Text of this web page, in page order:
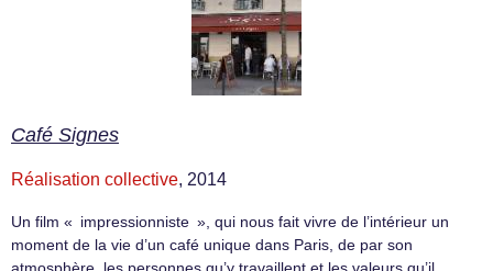
Café Signes
Réalisation collective, 2014
Un film « impressionniste », qui nous fait vivre de l’intérieur un
moment de la vie d’un café unique dans Paris, de par son
atmosphère, les personnes qu’y travaillent et les valeurs qu’il